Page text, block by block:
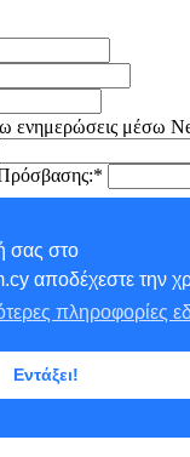
σας στο
αποδέχεστε την
πληροφορίες
Εντάξει!
ενημερώσεις μέσω
- ΕΓΓΡΑΦΗ